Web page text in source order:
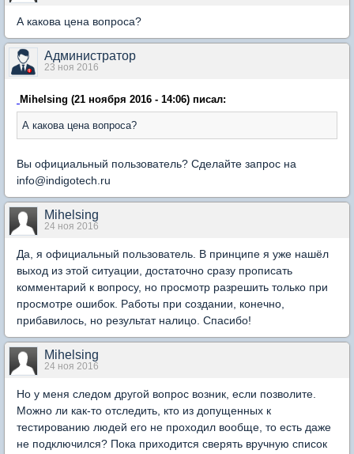
А какова цена вопроса?
Администратор
23 ноя 2016
Mihelsing (21 ноября 2016 - 14:06) писал:
А какова цена вопроса?
Вы официальный пользователь? Сделайте запрос на
info@indigotech.ru
Mihelsing
24 ноя 2016
Да, я официальный пользователь. В принципе я уже нашёл
выход из этой ситуации, достаточно сразу прописать
комментарий к вопросу, но просмотр разрешить только при
просмотре ошибок. Работы при создании, конечно,
прибавилось, но результат налицо. Спасибо!
Mihelsing
24 ноя 2016
Но у меня следом другой вопрос возник, если позволите.
Можно ли как-то отследить, кто из допущенных к
тестированию людей его не проходил вообще, то есть даже
не подключился? Пока приходится сверять вручную список